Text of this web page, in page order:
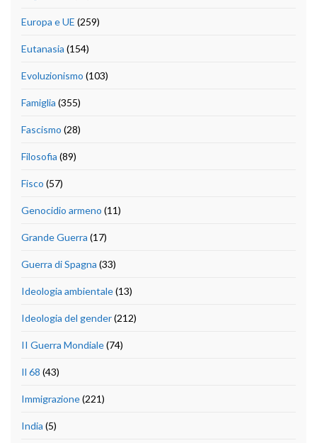
Europa e UE (259)
Eutanasia (154)
Evoluzionismo (103)
Famiglia (355)
Fascismo (28)
Filosofia (89)
Fisco (57)
Genocidio armeno (11)
Grande Guerra (17)
Guerra di Spagna (33)
Ideologia ambientale(13)
Ideologia del gender(212)
II Guerra Mondiale(74)
Il 68 (43)
Immigrazione(221)
India (5)